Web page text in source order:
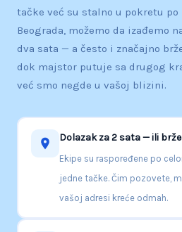
tačke već su stalno u pokretu
Beograda, možemo da izađemo
dva sata — a često i značajno
dok majstor putuje sa drugog
već smo negde u vašoj blizini.
Dolazak za 2 sata — ili brže
Ekipe su raspoređene po
jedne tačke. Čim pozovete,
vašoj adresi kreće odmah.